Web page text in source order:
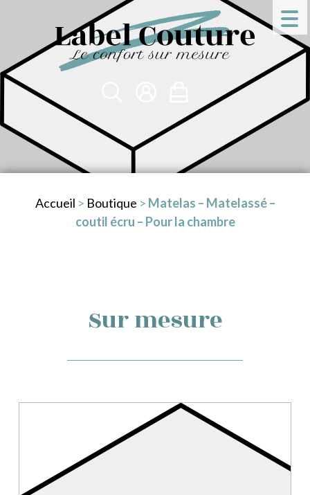
Accueil > Boutique > Matelas – Matelassé –
coutil écru – Pour la chambre
Sur mesure